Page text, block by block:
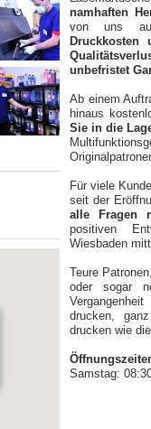
namhaften
von uns
unbefristet
Ab einem
hinaus
Sie in die
Für viele
seit der
alle Fragen
positiven
Wiesbaden
Teure
oder sogar
drucken,
drucken wie
Samstag: